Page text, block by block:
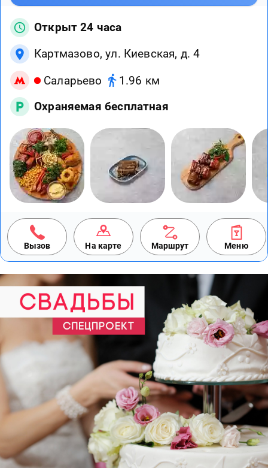
Открыт 24 часа
Картмазово, ул. Киевская, д. 4
Саларьево
1.96 км
Охраняемая бесплатная
Вызов На карте Маршрут Меню